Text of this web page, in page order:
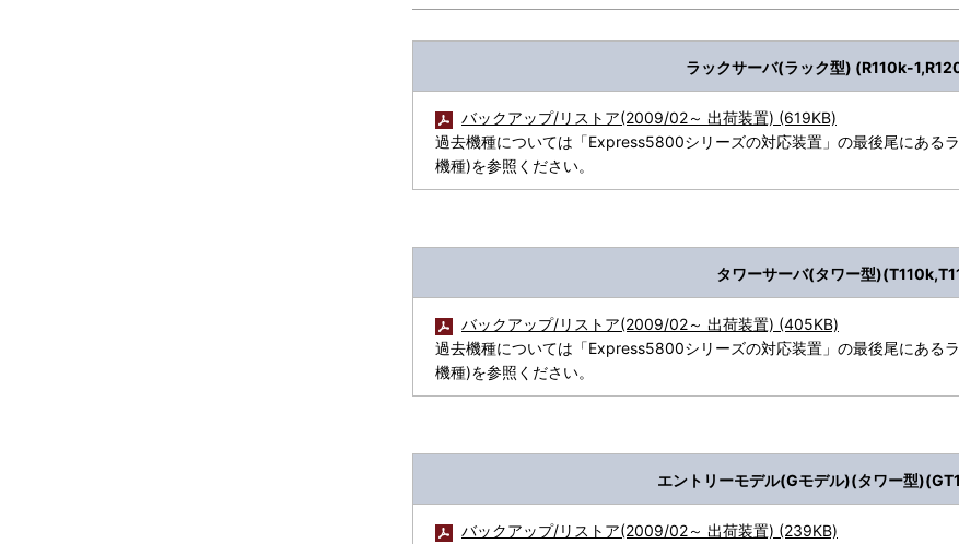
ラックサーバ(ラック型) (R110k-
バックアップ/リストア(2009/02～ 出荷装置) (619KB)
過去機種については「Express5800シリーズの対応装置」の最後尾にある
機種)を参照ください。
タワーサーバ(タワー型
バックアップ/リストア(2009/02～ 出荷装置) (405KB)
過去機種については「Express5800シリーズの対応装置」の最後尾にある
機種)を参照ください。
エントリーモデル(Gモデル)(タワー型
バックアップ/リストア(2009/02～ 出荷装置) (239KB)